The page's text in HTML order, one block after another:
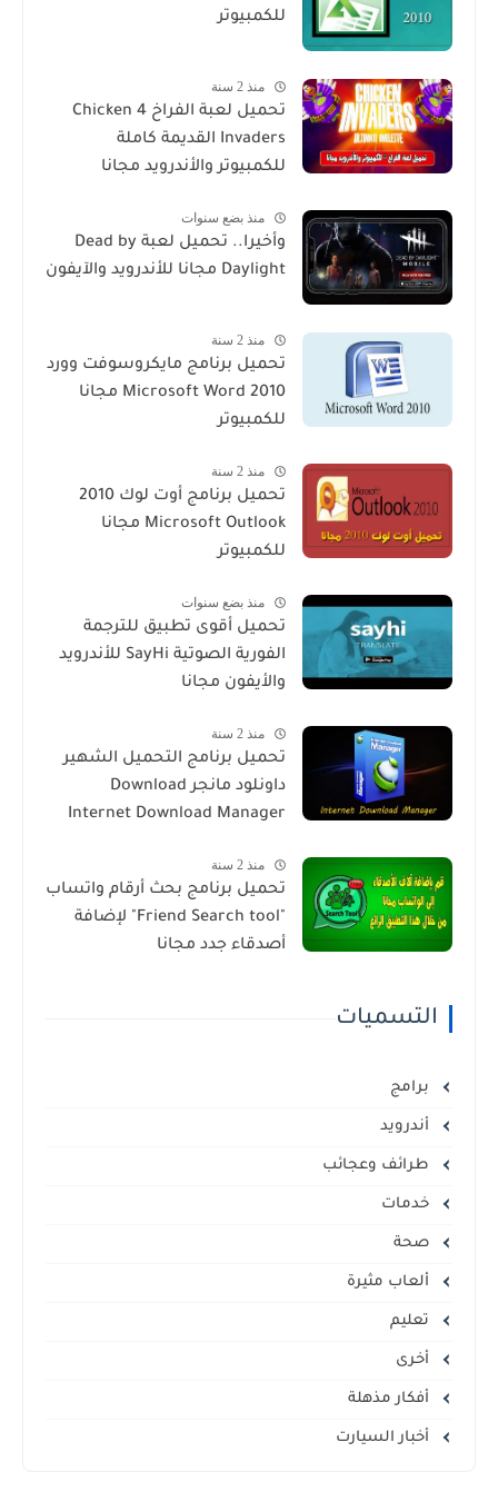
للكمبيوتر
منذ 2 سنة
تحميل لعبة الفراخ 4 Chicken
Invaders القديمة كاملة
للكمبيوتر والأندرويد مجانا
منذ بضع سنوات
وأخيرا.. تحميل لعبة Dead by
Daylight مجانا للأندرويد والآيفون
منذ 2 سنة
تحميل برنامج مايكروسوفت وورد
2010 Microsoft Word مجانا
للكمبيوتر
منذ 2 سنة
تحميل برنامج أوت لوك 2010
Microsoft Outlook مجانا
للكمبيوتر
منذ بضع سنوات
تحميل أقوى تطبيق للترجمة
الفورية الصوتية SayHi للأندرويد
والأيفون مجانا
منذ 2 سنة
تحميل برنامج التحميل الشهير
داونلود مانجر Download
Internet Download Manager
منذ 2 سنة
تحميل برنامج بحث أرقام واتساب
"Friend Search tool" لإضافة
أصدقاء جدد مجانا
التسميات
برامج
أندرويد
طرائف وعجائب
خدمات
صحة
ألعاب مثيرة
تعليم
أخرى
أفكار مذهلة
أخبار السيارت